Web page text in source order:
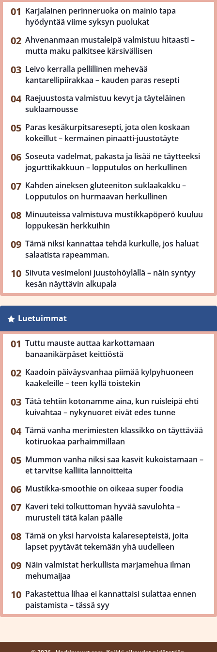
Karjalainen perinneruoka on mainio tapa
hyödyntää viime syksyn puolukat
Ahvenanmaan mustaleipä valmistuu hitaasti –
mutta maku palkitsee kärsivällisen
Leivo kerralla pellillinen mehevää
kantarellipiirakkaa – kauden paras resepti
Raejuustosta valmistuu kevyt ja täyteläinen
suklaamousse
Paras kesäkurpitsaresepti, jota olen koskaan
kokeillut – kermainen pinaatti-juustotäyte
Soseuta vadelmat, pakasta ja lisää ne täytteeksi
jogurttikakkuun – lopputulos on herkullinen
Kahden aineksen gluteeniton suklaakakku –
Lopputulos on hurmaavan herkullinen
Minuuteissa valmistuva mustikkapöperö kuuluu
loppukesän herkkuihin
Tämä niksi kannattaa tehdä kurkulle, jos haluat
salaatista rapeamman.
Siivuta vesimeloni juustohöylällä – näin syntyy
kesän näyttävin alkupala
Luetuimmat
Tuttu mauste auttaa karkottamaan
banaanikärpäset keittiöstä
Kaadoin päiväysvanhaa piimää kylpyhuoneen
kaakeleille – teen kyllä toistekin
Tätä tehtiin kotonamme aina, kun ruisleipä ehti
kuivahtaa – nykynuoret eivät edes tunne
Tämä vanha merimiesten klassikko on täyttävää
kotiruokaa parhaimmillaan
Mummon vanha niksi saa kasvit kukoistamaan –
et tarvitse kalliita lannoitteita
Mustikka-smoothie on oikeaa super foodia
Kaveri teki tolkuttoman hyvää savulohta –
murusteli tätä kalan päälle
Tämä on yksi harvoista kalaresepteistä, joita
lapset pyytävät tekemään yhä uudelleen
Näin valmistat herkullista marjamehua ilman
mehumaijaa
Pakastettua lihaa ei kannattaisi sulattaa ennen
paistamista – tässä syy